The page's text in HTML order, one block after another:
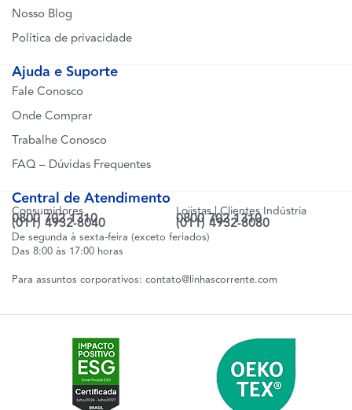
Nosso Blog
Política de privacidade
Ajuda e Suporte
Fale Conosco
Onde Comprar
Trabalhe Conosco
FAQ – Dúvidas Frequentes
Central de Atendimento
Consumidores
0800 702 1310
(011) 4932-8040
Lojistas | Clientes Indústria
0800 702 1310
(011) 4932-8080
De segunda à sexta-feira (exceto feriados)
Das 8:00 às 17:00 horas
Para assuntos corporativos: contato@linhascorrente.com